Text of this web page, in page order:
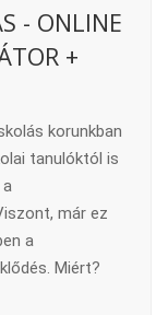
- ONLINE
+
korunkban
tanulóktól is
már ez
a
Miért?